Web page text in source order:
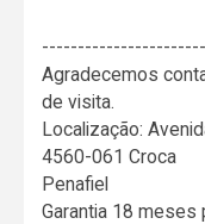
Agradecemos
de visita.
Localização:
4560-061 Croca
Penafiel
Garantia 18 meses